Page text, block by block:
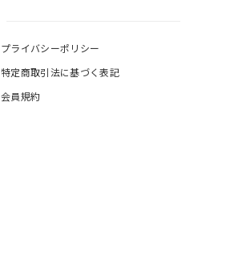
プライバシーポリシー
特定商取引法に基づく表記
会員規約